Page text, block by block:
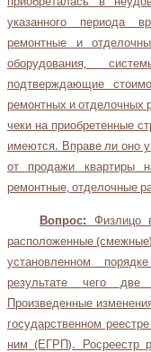
указанного периода
ремонтные и
оборудования,
подтверждающие
ремонтных и отделочных
чеки на приобретенные
имеются. Вправе ли оно
от продажи квартиры
ремонтные, отделочные
Вопрос: Физлицо
расположенные
установленном
результате чего
Произведенные
государственном
ним (ЕГРП). Росреестр